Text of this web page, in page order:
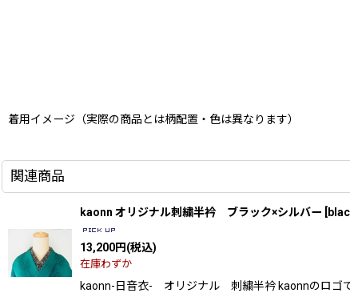
着用イメージ（実際の商品とは柄配置・色は異なります）
関連商品
kaonn オリジナル刺繍半衿 ブラック×シルバー
13,200円(税込)
在庫わずか
kaonn-日音衣- オリジナル 刺繍半衿 kaonnのロゴで